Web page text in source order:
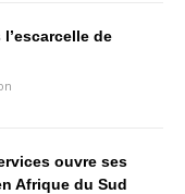
de
ouvre ses
Afrique du Sud